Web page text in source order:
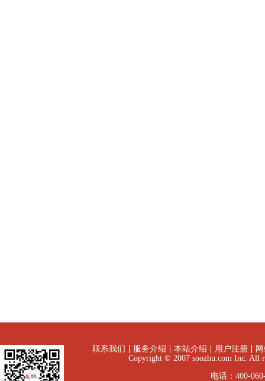
联系我们 服务介绍 本站介绍 用户注册
Copyright © 2007 soozhu.com Inc.
电话：400-